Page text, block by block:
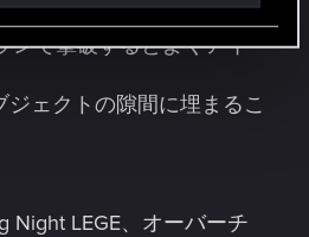
のか
ンで撃破するとよくアイ
ェクトの隙間に埋まるこ
Night LEGE、オーバーチ